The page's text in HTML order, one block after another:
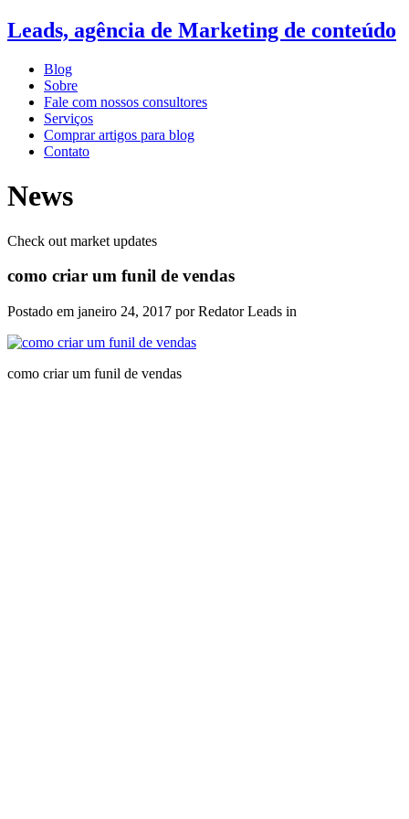
Leads, agência de Marketing de conteúdo
Blog
Sobre
Fale com nossos consultores
Serviços
Comprar artigos para blog
Contato
News
Check out market updates
como criar um funil de vendas
Postado em janeiro 24, 2017 por Redator Leads in
como criar um funil de vendas